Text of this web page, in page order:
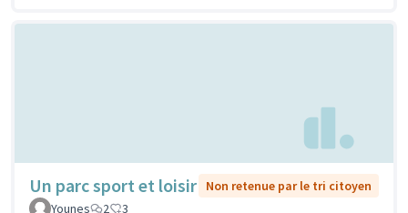
Un parc sport et loisir
Non retenue par le tri citoyen
Younes
2 3